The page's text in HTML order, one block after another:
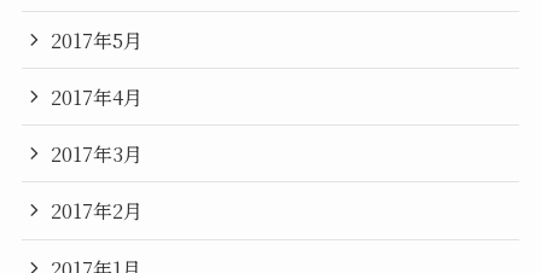
2017年5月
2017年4月
2017年3月
2017年2月